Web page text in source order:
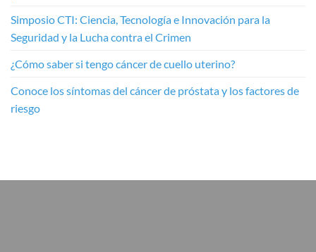
Simposio CTI: Ciencia, Tecnología e Innovación para la
Seguridad y la Lucha contra el Crimen
¿Cómo saber si tengo cáncer de cuello uterino?
Conoce los síntomas del cáncer de próstata y los factores de
riesgo